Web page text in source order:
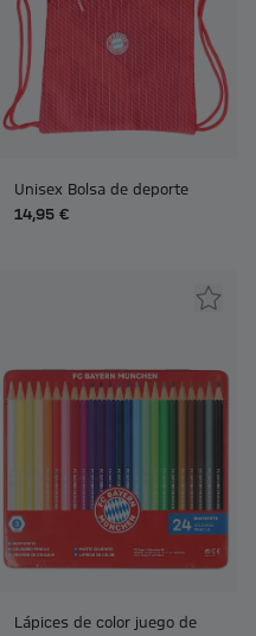
Unisex Bolsa de deporte
14,95 €
Lápices de color juego de